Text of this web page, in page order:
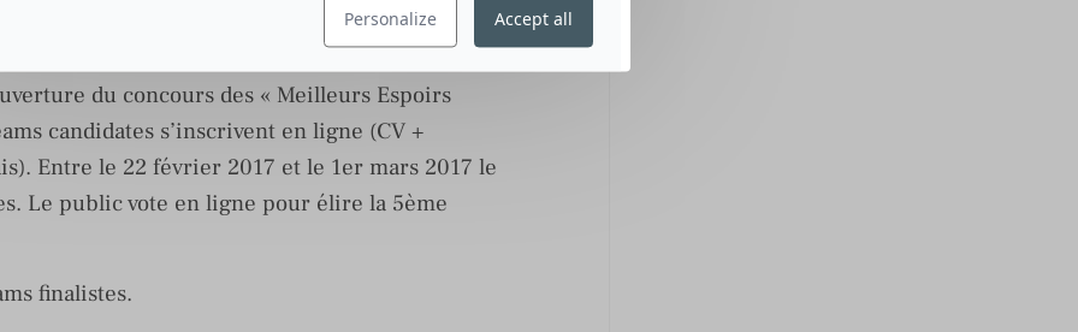
du concours des « Meilleurs Espoirs
candidates s’inscrivent en ligne (CV +
Entre le 22 février 2017 et le 1er mars 2017 le
Le public vote en ligne pour élire la 5ème
finalistes.
Personalize Accept all